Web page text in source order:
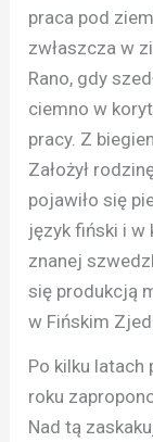
praca pod
zwłaszcza w
Rano, gdy
ciemno w
pracy. Z
Założył
pojawiło się
język fiński i w
znanej
się produkcją
w Fińskim
Po kilku
roku
Nad tą